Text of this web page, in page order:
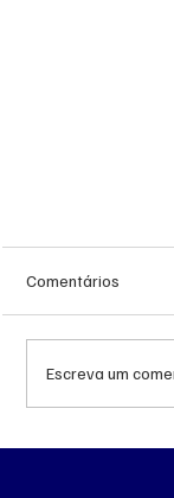
Comentários
Escreva um